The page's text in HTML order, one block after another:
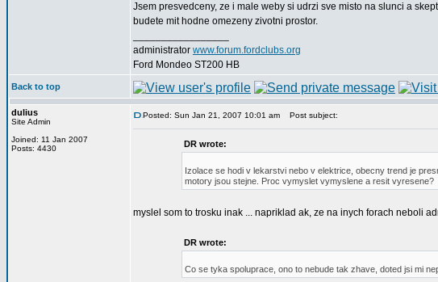
Jsem presvedceny, ze i male weby si udrzi sve misto na slunci a
budete mit hodne omezeny zivotni prostor.
administrator www.forum.fordclubs.org
Ford Mondeo ST200 HB
Back to top
dulius
Site Admin
Joined: 11 Jan 2007
Posts: 4430
Posted: Sun Jan 21, 2007 10:01 am Post subject:
DR wrote:
Izolace se hodi v lekarstvi nebo v elektrice, obecny trend je
motory jsou stejne. Proc vymyslet vymyslene a resit vyresene?
myslel som to trosku inak ... napriklad ak, ze na inych forach neboli
DR wrote:
Co se tyka spoluprace, ono to nebude tak zhave, doted jsi mi